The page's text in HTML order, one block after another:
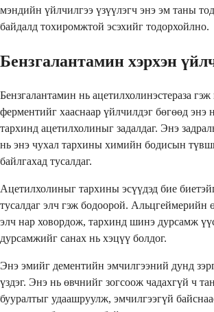
мэндийн үйлчилгээ үзүүлэгч энэ эм таны
байдалд тохиромжтой эсэхийг тодорхойлно.
Бензгалантамин хэрхэн
Бензгалантамин нь ацетилхолинэстераза гэж
ферментийг хааснаар үйлчилдэг бөгөөд энэ
тархинд ацетилхолиныг задалдаг. Энэ
нь энэ чухал тархины химийн бодисын
байлгахад тусалдаг.
Ацетилхолиныг тархины эсүүдэд бие
тусалдаг элч гэж бодоорой. Альцгеймерийн
элч нар ховордож, тархинд шинэ дурсамж
дурсамжийг санах нь хэцүү болдог.
Энэ эмийг дементийн эмчилгээний дунд
үздэг. Энэ нь өвчнийг зогсоож чадахгүй ч
бууралтыг удаашруулж, эмчилгээгүй